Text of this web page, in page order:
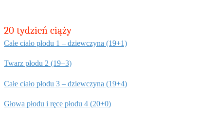
20 tydzień ciąży
Całe ciało płodu 1 – dziewczyna (19+1)
Twarz płodu 2 (19+3)
Całe ciało płodu 3 – dziewczyna (19+4)
Głowa płodu i ręce płodu 4 (20+0)